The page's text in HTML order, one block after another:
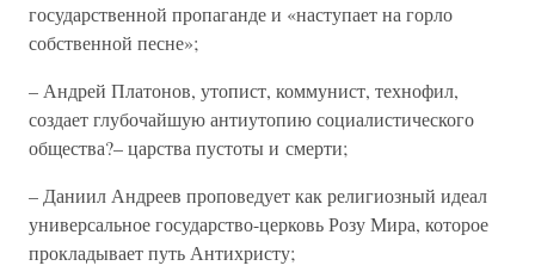
государственной пропаганде и «наступает на горло
собственной песне»;
– Андрей Платонов, утопист, коммунист, технофил,
создает глубочайшую антиутопию социалистического
общества?– царства пустоты и смерти;
– Даниил Андреев проповедует как религиозный идеал
универсальное государство-церковь Розу Мира, которое
прокладывает путь Антихристу;